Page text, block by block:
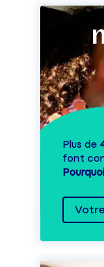
Plus de
font